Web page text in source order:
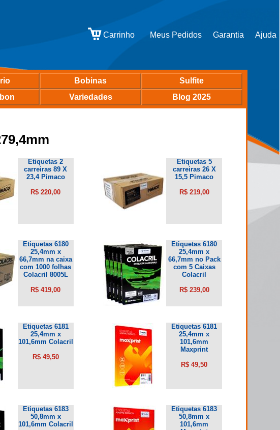
Bobinas
Sulfite
Variedades Blog 2025
Etiquetas 2
carreiras 89 X
23,4 Pimaco
R$ 220,00
Etiquetas 5
carreiras 26 X
15,5 Pimaco
R$ 219,00
Etiquetas 6180
25,4mm x
66,7mm na caixa
com 1000 folhas
Colacril 8005L
R$ 419,00
Etiquetas 6180
25,4mm x
66,7mm no Pack
com 5 Caixas
Colacril
R$ 239,00
Etiquetas 6181
25,4mm x
101,6mm Colacril
R$ 49,50
Etiquetas 6181
25,4mm x
101,6mm
Maxprint
R$ 49,50
Etiquetas 6183
50,8mm x
101,6mm Colacril
Etiquetas 6183
50,8mm x
101,6mm